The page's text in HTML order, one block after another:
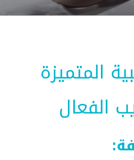
المتميزة
الفعال